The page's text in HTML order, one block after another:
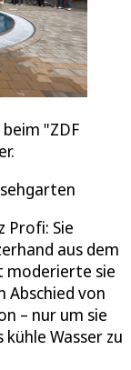
"ZDF
Profi: Sie
aus dem
moderierte sie
Abschied von
– nur um sie
Wasser zu